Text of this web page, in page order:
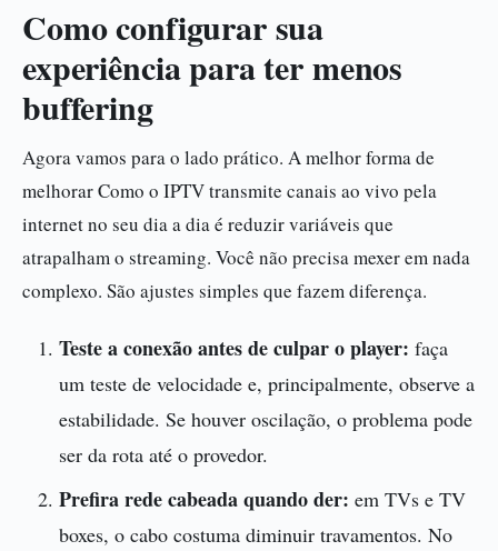
Como configurar sua
experiência para ter menos
buffering
Agora vamos para o lado prático. A melhor forma de
melhorar Como o IPTV transmite canais ao vivo pela
internet no seu dia a dia é reduzir variáveis que
atrapalham o streaming. Você não precisa mexer em nada
complexo. São ajustes simples que fazem diferença.
Teste a conexão antes de culpar o player: faça
um teste de velocidade e, principalmente, observe a
estabilidade. Se houver oscilação, o problema pode
ser da rota até o provedor.
Prefira rede cabeada quando der: em TVs e TV
boxes, o cabo costuma diminuir travamentos. No